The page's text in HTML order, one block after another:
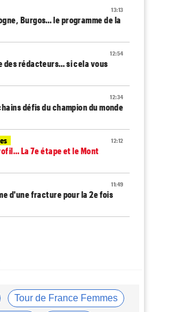
13:13
Burgos… le programme de la
12:54
des rédacteurs… si cela vous
12:34
défis du champion du monde
12:12
La 7e étape et le Mont
11:49
d'une fracture pour la 2e fois
10:56
Tour de France Femmes